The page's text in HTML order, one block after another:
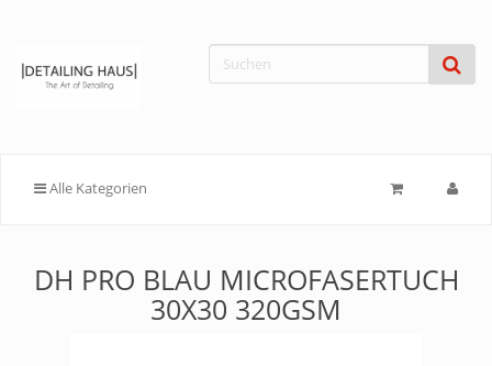
Alle Kategorien
DH PRO BLAU MICROFASERTUCH
30X30 320GSM